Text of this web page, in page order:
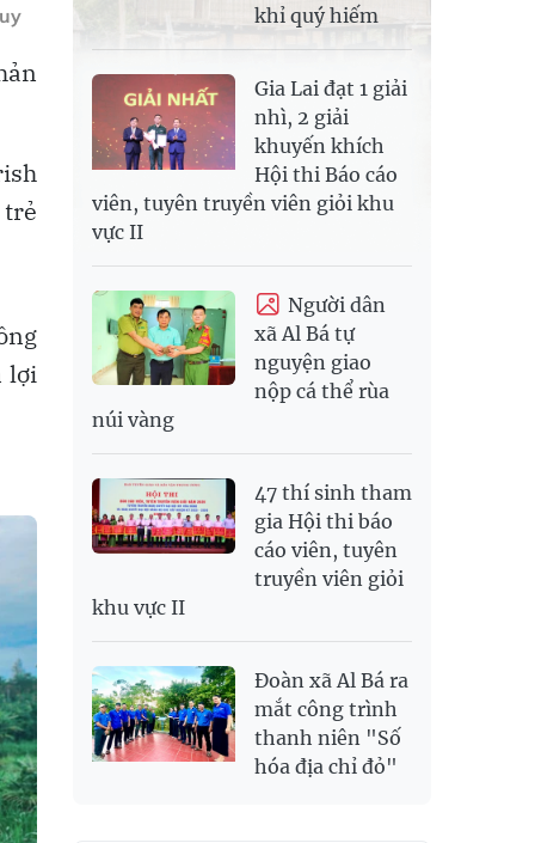
trẻ
lợi
khỉ quý hiếm
Gia Lai đạt 1 giải
nhì, 2 giải
khuyến khích
Hội thi Báo cáo
viên, tuyên truyền viên giỏi khu
vực II
Người dân
xã Al Bá tự
nguyện giao
nộp cá thể rùa
núi vàng
47 thí sinh tham
gia Hội thi báo
cáo viên, tuyên
truyền viên giỏi
khu vực II
Đoàn xã Al Bá ra
mắt công trình
thanh niên "Số
hóa địa chỉ đỏ"